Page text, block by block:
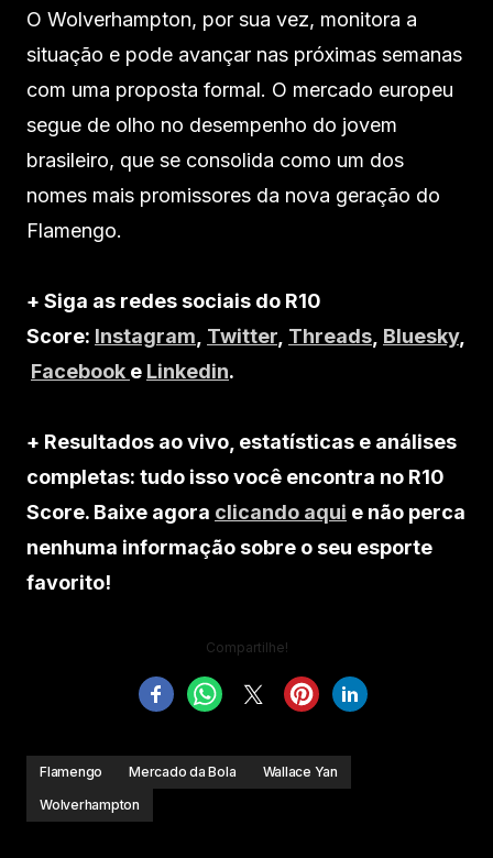
O Wolverhampton, por sua vez, monitora a
situação e pode avançar nas próximas semanas
com uma proposta formal. O mercado europeu
segue de olho no desempenho do jovem
brasileiro, que se consolida como um dos
nomes mais promissores da nova geração do
Flamengo.
+ Siga as redes sociais do R10
Score: Instagram Twitter Threads Bluesky,
Facebook e Linkedin.
+ Resultados ao vivo, estatísticas e análises
completas: tudo isso você encontra no R10
Score. Baixe agora clicando aqui e não perca
nenhuma informação sobre o seu esporte
favorito!
Compartilhe!
Flamengo Mercado da Bola
Wallace Yan
Wolverhampton